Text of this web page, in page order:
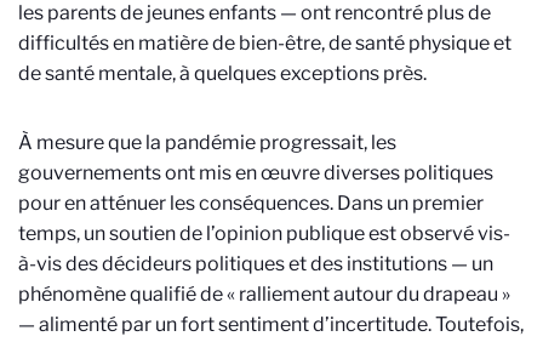
les parents de jeunes enfants — ont rencontré plus de
difficultés en matière de bien-être, de santé physique et
de santé mentale, à quelques exceptions près.
À mesure que la pandémie progressait, les
gouvernements ont mis en œuvre diverses politiques
pour en atténuer les conséquences. Dans un premier
temps, un soutien de l’opinion publique est observé vis-
à-vis des décideurs politiques et des institutions — un
phénomène qualifié de « ralliement autour du drapeau »
— alimenté par un fort sentiment d’incertitude. Toutefois,